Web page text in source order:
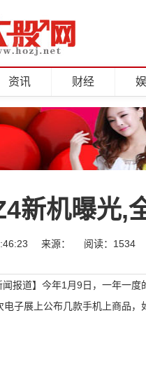
资讯 财经
新机曝光,
来源： 阅读：1534
闻报道】今年1月9日，一年一
电子展上公布几款手机上商品